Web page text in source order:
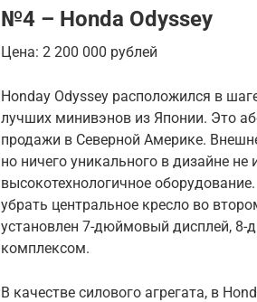
№4 – Honda Odyssey
Цена: 2 200 000 рублей
Honday Odyssey расположился в
лучших минивэнов из Японии. Это
продажи в Северной Америке.
но ничего уникального в дизайне
высокотехнологичное
убрать центральное кресло во
установлен 7-дюймовый дисплей,
комплексом.
В качестве силового агрегата, в